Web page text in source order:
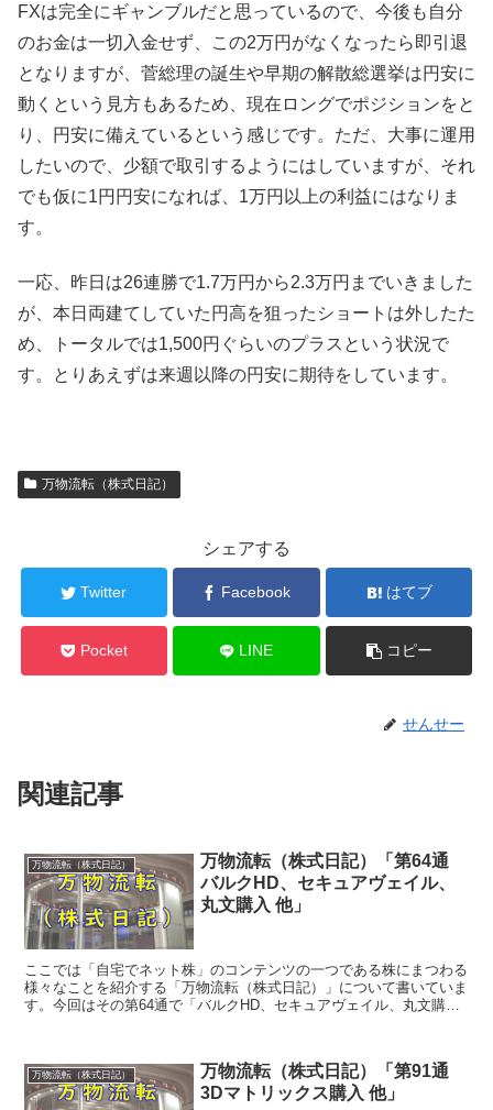
FXは完全にギャンブルだと思っているので、今後も自分
のお金は一切入金せず、この2万円がなくなったら即引退
となりますが、菅総理の誕生や早期の解散総選挙は円安に
動くという見方もあるため、現在ロングでポジションをと
り、円安に備えているという感じです。ただ、大事に運用
したいので、少額で取引するようにはしていますが、それ
でも仮に1円円安になれば、1万円以上の利益にはなりま
す。
一応、昨日は26連勝で1.7万円から2.3万円までいきました
が、本日両建てしていた円高を狙ったショートは外したた
め、トータルでは1,500円ぐらいのプラスという状況で
す。とりあえずは来週以降の円安に期待をしています。
万物流転（株式日記）
シェアする
Twitter Facebook はてブ
Pocket LINE コピー
せんせー
関連記事
万物流転（株式日記）
万物流転（株式日記）「第64通
バルクHD、セキュアヴェイル、
丸文購入 他」
ここでは「自宅でネット株」のコンテンツの一つである株にまつわる
様々なことを紹介する「万物流転（株式日記）」について書いていま
す。今回はその第64通で「バルクHD、セキュアヴェイル、丸文購入
万物流転（株式日記）
万物流転（株式日記）「第91通
3Dマトリックス購入 他」